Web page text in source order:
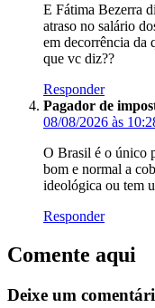
E Fátima Bezerra
atraso no salário
em decorrência da
que vc diz??
Responder
Pagador de
08/08/2026 às
O Brasil é o único
bom e normal a
ideológica ou tem
Responder
Comente aqui
Deixe um